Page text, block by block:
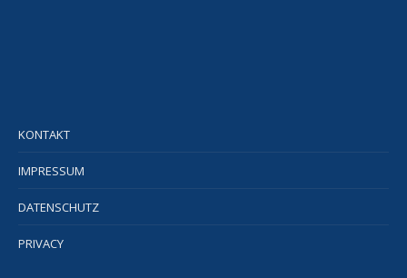
KONTAKT
IMPRESSUM
DATENSCHUTZ
PRIVACY